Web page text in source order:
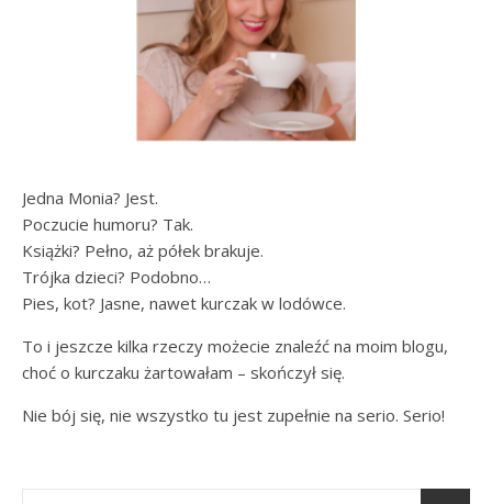
Jedna Monia? Jest.
Poczucie humoru? Tak.
Książki? Pełno, aż półek brakuje.
Trójka dzieci? Podobno…
Pies, kot? Jasne, nawet kurczak w lodówce.
To i jeszcze kilka rzeczy możecie znaleźć na moim blogu,
choć o kurczaku żartowałam – skończył się.
Nie bój się, nie wszystko tu jest zupełnie na serio. Serio!